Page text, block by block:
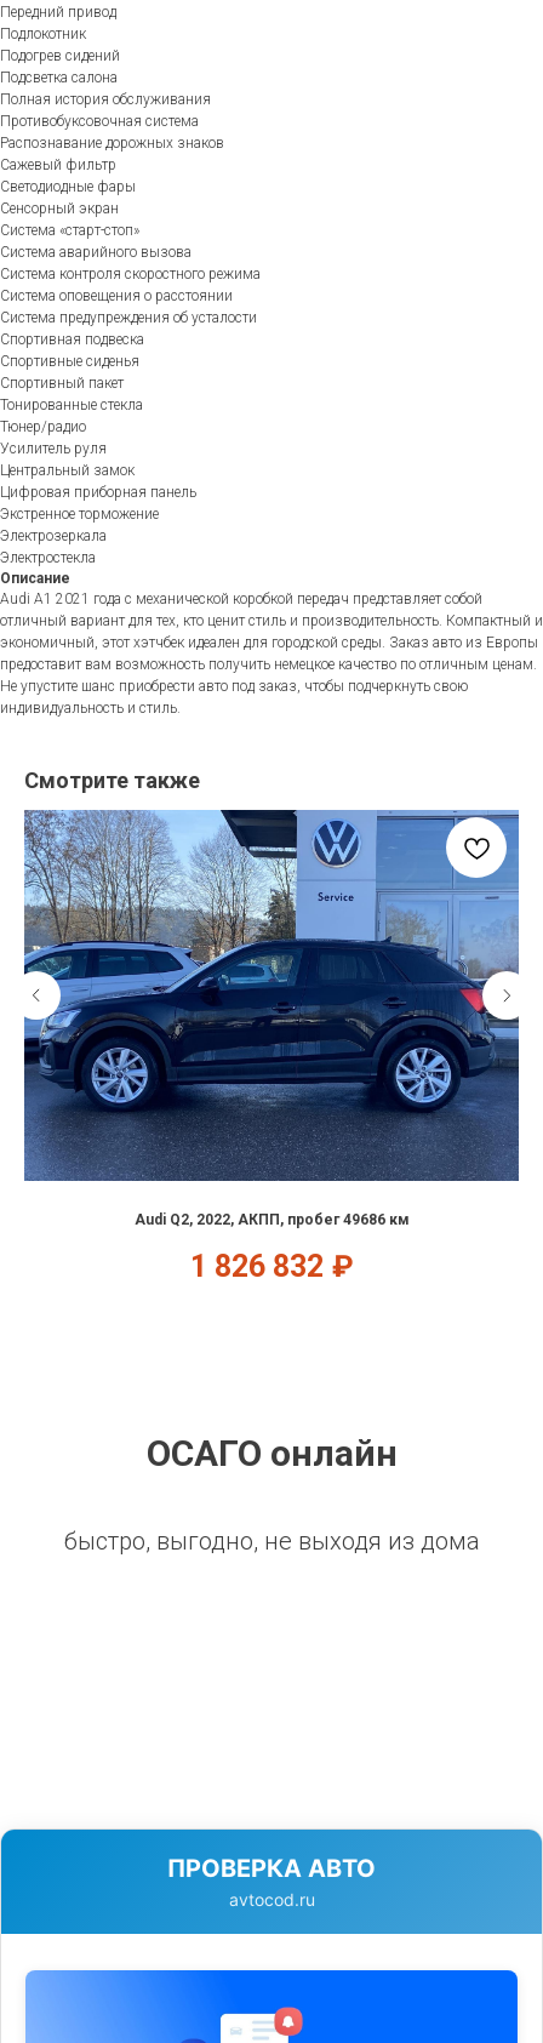
Передний привод
Подлокотник
Подогрев сидений
Подсветка салона
Полная история обслуживания
Противобуксовочная система
Распознавание дорожных знаков
Сажевый фильтр
Светодиодные фары
Сенсорный экран
Система «старт-стоп»
Система аварийного вызова
Система контроля скоростного режима
Система оповещения о расстоянии
Система предупреждения об усталости
Спортивная подвеска
Спортивные сиденья
Спортивный пакет
Тонированные стекла
Тюнер/радио
Усилитель руля
Центральный замок
Цифровая приборная панель
Экстренное торможение
Электрозеркала
Электростекла
Описание
Audi A1 2021 года с механической коробкой передач представляет собой
отличный вариант для тех, кто ценит стиль и производительность. Компактный и
экономичный, этот хэтчбек идеален для городской среды. Заказ авто из Европы
предоставит вам возможность получить немецкое качество по отличным ценам.
Не упустите шанс приобрести авто под заказ, чтобы подчеркнуть свою
индивидуальность и стиль.
Смотрите также
Audi Q2, 2022, АКПП, пробег 49686 км
1 826 832 ₽
ОСАГО онлайн
быстро, выгодно, не выходя из дома
ПРОВЕРКА АВТО
avtocod.ru